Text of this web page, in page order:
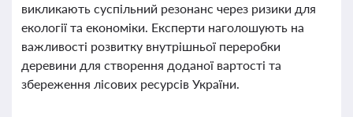
викликають суспільний резонанс через ризики для
екології та економіки. Експерти наголошують на
важливості розвитку внутрішньої переробки
деревини для створення доданої вартості та
збереження лісових ресурсів України.